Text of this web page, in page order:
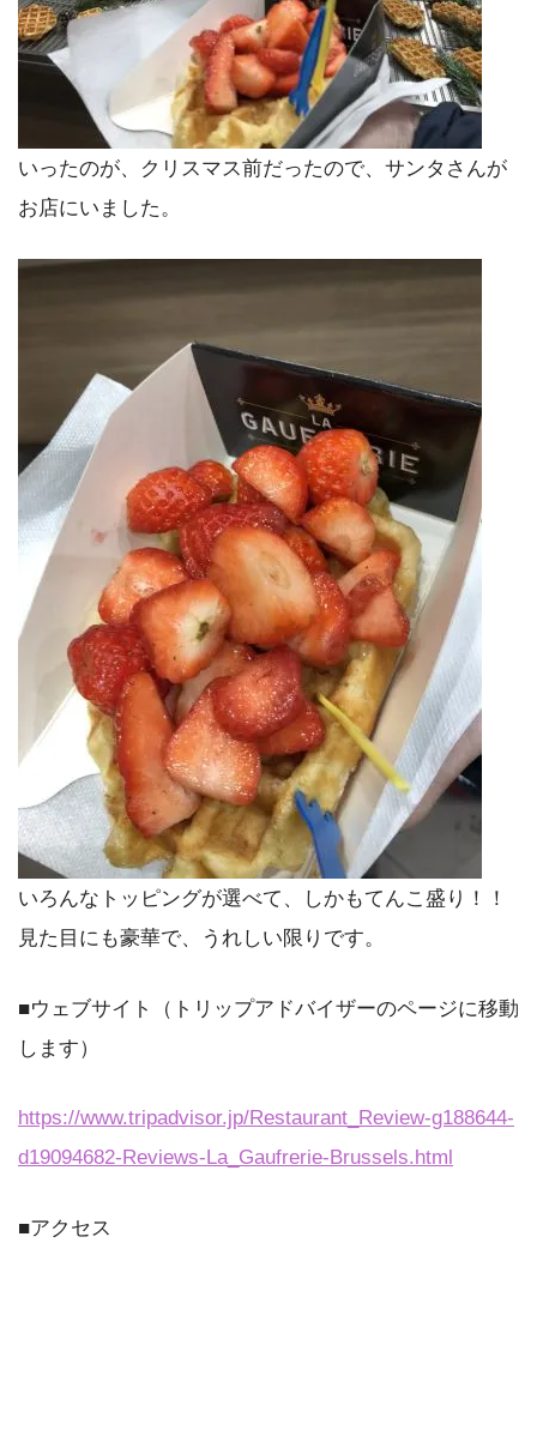
いったのが、クリスマス前だったので、サンタさんが
お店にいました。
いろんなトッピングが選べて、しかもてんこ盛り！！
見た目にも豪華で、うれしい限りです。
■ウェブサイト（トリップアドバイザーのページに移動
します）
https://www.tripadvisor.jp/Restaurant_Review-g188644-
d19094682-Reviews-La_Gaufrerie-Brussels.html
■アクセス